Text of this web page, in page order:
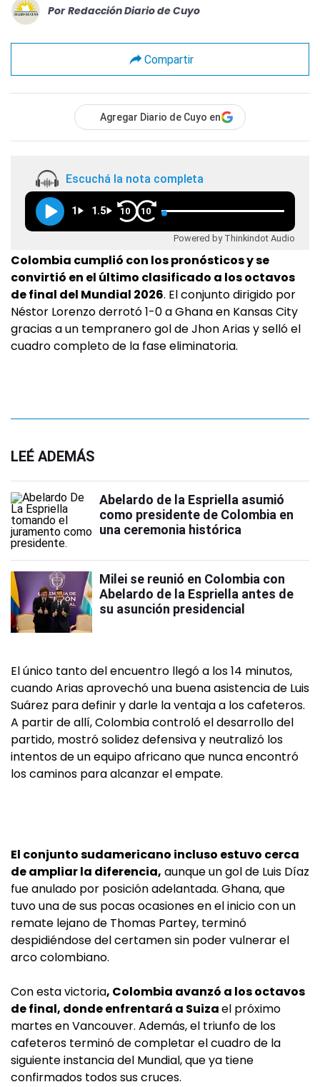
Por Redacción Diario de Cuyo
Compartir
Agregar Diario de Cuyo en
Escuchá la nota completa
1 1.5 10 10
Powered by Thinkindot Audio
Colombia cumplió con los pronósticos y se
convirtió en el último clasificado a los octavos
de final del Mundial 2026. El conjunto dirigido por
Néstor Lorenzo derrotó 1-0 a Ghana en Kansas City
gracias a un tempranero gol de Jhon Arias y selló el
cuadro completo de la fase eliminatoria.
LEÉ ADEMÁS
Abelardo de la Espriella asumió
como presidente de Colombia en
una ceremonia histórica
Milei se reunió en Colombia con
Abelardo de la Espriella antes de
su asunción presidencial
El único tanto del encuentro llegó a los 14 minutos,
cuando Arias aprovechó una buena asistencia de Luis
Suárez para definir y darle la ventaja a los cafeteros.
A partir de allí, Colombia controló el desarrollo del
partido, mostró solidez defensiva y neutralizó los
intentos de un equipo africano que nunca encontró
los caminos para alcanzar el empate.
El conjunto sudamericano incluso estuvo cerca
de ampliar la diferencia, aunque un gol de Luis Díaz
fue anulado por posición adelantada. Ghana, que
tuvo una de sus pocas ocasiones en el inicio con un
remate lejano de Thomas Partey, terminó
despidiéndose del certamen sin poder vulnerar el
arco colombiano.
Con esta victoria, Colombia avanzó a los octavos
de final, donde enfrentará a Suizael próximo
martes en Vancouver. Además, el triunfo de los
cafeteros terminó de completar el cuadro de la
siguiente instancia del Mundial, que ya tiene
confirmados todos sus cruces.